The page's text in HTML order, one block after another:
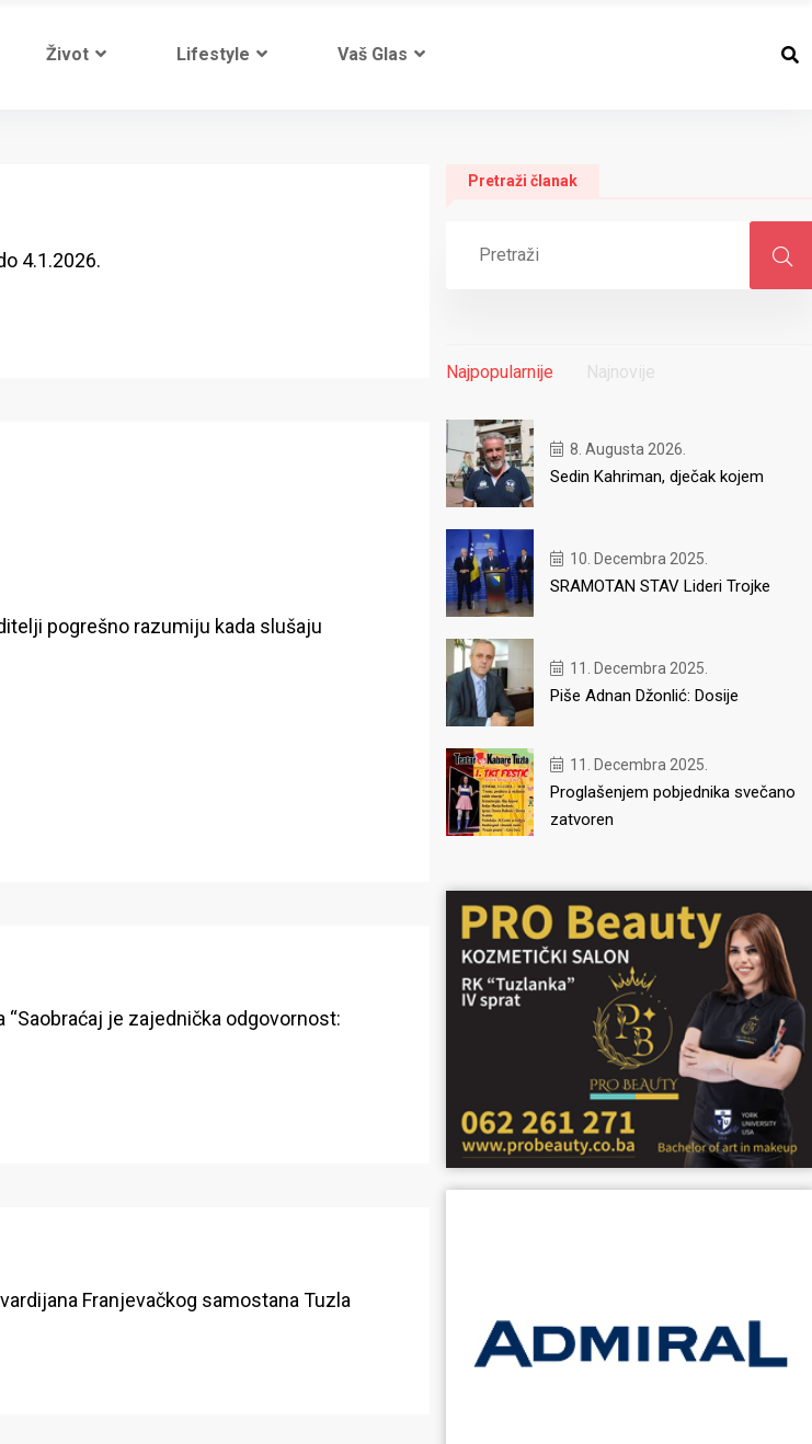
Život Lifestyle Vaš Glas
4.1.2026.
pogrešno razumiju kada slušaju
je zajednička odgovornost:
Franjevačkog samostana Tuzla
Pretraži članak
Najpopularnije Najnovije
8. Augusta 2026.
Sedin Kahriman, dječak kojem
10. Decembra 2025.
SRAMOTAN STAV Lideri Trojke
11. Decembra 2025.
Piše Adnan Džonlić: Dosije
11. Decembra 2025.
Proglašenjem pobjednika svečano
zatvoren